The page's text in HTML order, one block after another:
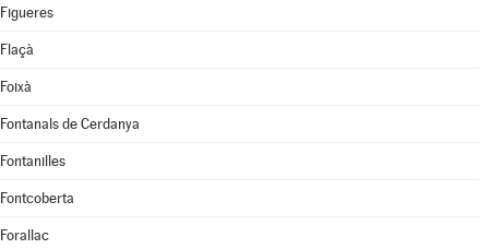
Figueres
Flaçà
Foixà
Fontanals de Cerdanya
Fontanilles
Fontcoberta
Forallac